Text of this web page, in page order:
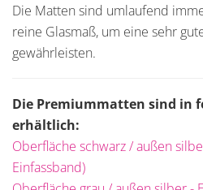
Die Matten sind umlaufend
reine Glasmaß, um eine sehr
gewährleisten.
Die Premiummatten sind in
erhältlich:
Oberfläche schwarz / außen
Einfassband)